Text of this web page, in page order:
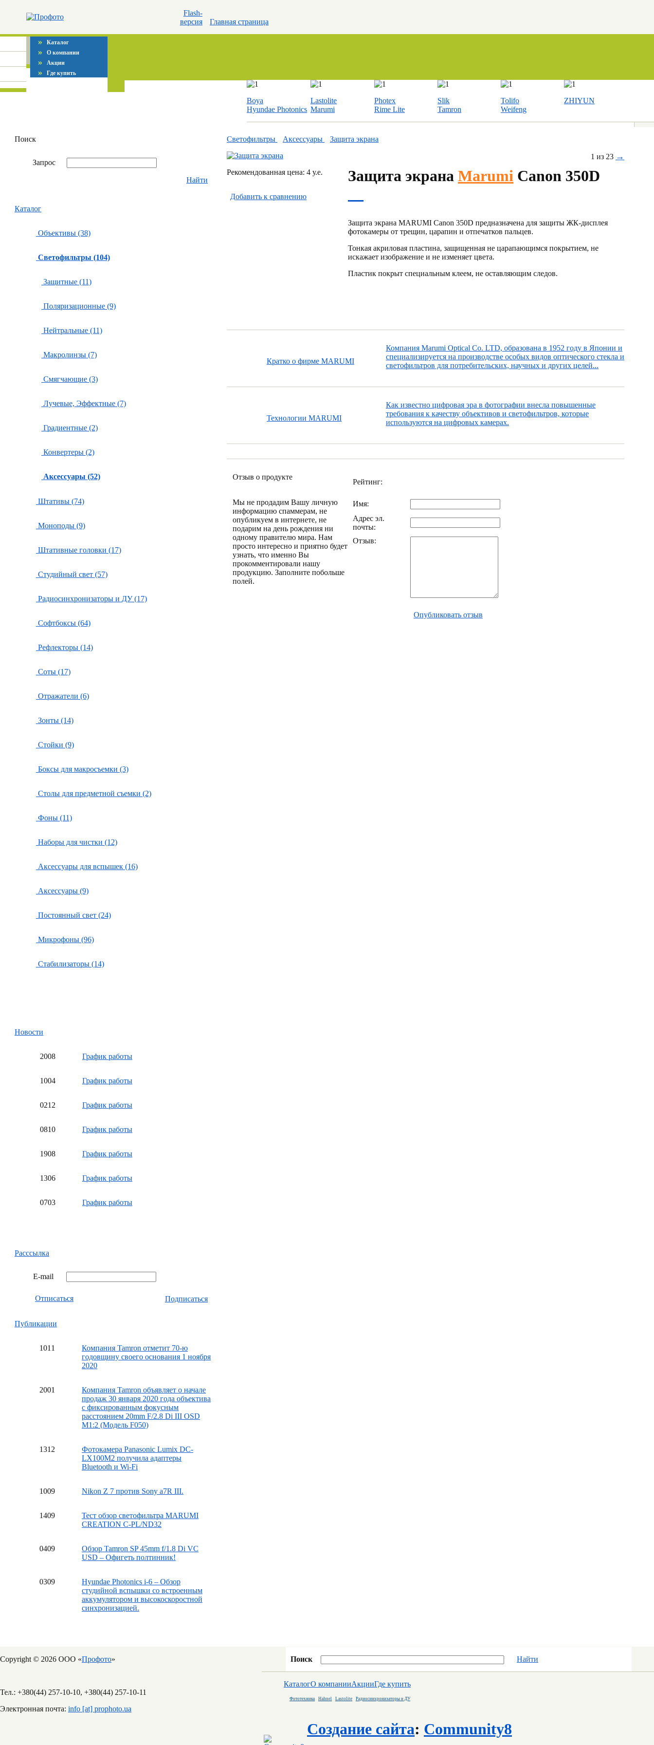
Flash-
версия
Главная страница
» Каталог
» О компании
» Акции
» Где купить
Boya
Hyundae Photonics
Lastolite
Marumi
Photex
Rime Lite
Slik
Tamron
Tolifo
Weifeng
ZHIYUN
Поиск
Запрос
Найти
Каталог
Объективы (38)
Светофильтры (104)
Защитные (11)
Поляризационные (9)
Нейтральные (11)
Макролинзы (7)
Смягчающие (3)
Лучевые, Эффектные (7)
Градиентные (2)
Конвертеры (2)
Аксессуары (52)
Штативы (74)
Моноподы (9)
Штативные головки (17)
Студийный свет (57)
Радиосинхронизаторы и ДУ (17)
Софтбоксы (64)
Рефлекторы (14)
Соты (17)
Отражатели (6)
Зонты (14)
Стойки (9)
Боксы для макросъемки (3)
Столы для предметной съемки (2)
Фоны (11)
Наборы для чистки (12)
Аксессуары для вспышек (16)
Аксессуары (9)
Постоянный свет (24)
Микрофоны (96)
Стабилизаторы (14)
Новости
2008 График работы
1004 График работы
0212 График работы
0810 График работы
1908 График работы
1306 График работы
0703 График работы
Расссылка
E-mail
Отписаться Подписаться
Публикации
1011
Компания Tamron отметит 70-ю
годовщину своего основания 1 ноября
2020
2001
Компания Tamron объявляет о начале
продаж 30 января 2020 года объектива
с фиксированным фокусным
расстоянием 20mm F/2.8 Di III OSD
M1:2 (Модель F050)
1312
Фотокамера Panasonic Lumix DC-
LX100M2 получила адаптеры
Bluetooth и Wi-Fi
1009 Nikon Z 7 против Sony a7R III.
1409
Тест обзор светофильтра MARUMI
CREATION C-PL/ND32
0409
Обзор Tamron SP 45mm f/1.8 Di VC
USD – Офигеть полтинник!
0309
Hyundae Photonics i-6 – Обзор
студийной вспышки со встроенным
аккумулятором и высокоскоростной
синхронизацией.
Светофильтры Аксессуары Защита экрана
Рекомендованная цена: 4 у.е.
Добавить к cравнению
1 из 23 →
Защита экрана Marumi Canon 350D
Защита экрана MARUMI Canon 350D предназначена для защиты ЖК-дисплея
фотокамеры от трещин, царапин и отпечатков пальцев.
Тонкая акриловая пластина, защищенная не царапающимся покрытием, не
искажает изображение и не изменяет цвета.
Пластик покрыт специальным клеем, не оставляющим следов.
Кратко о фирме MARUMI
Компания Marumi Optical Co. LTD, образована в 1952 году в Японии и
специализируется на производстве особых видов оптического стекла и
светофильтров для потребительских, научных и других целей...
Технологии MARUMI
Как известно цифровая эра в фотографии внесла повышенные
требования к качеству объективов и светофильтров, которые
используются на цифровых камерах.
Отзыв о продукте
Мы не продадим Вашу личную
информацию спаммерам, не
опубликуем в интернете, не
подарим на день рождения ни
одному правителю мира. Нам
просто интересно и приятно будет
узнать, что именно Вы
прокомментировали нашу
продукцию. Заполните побольше
полей.
Рейтинг:
Имя:
Адрес эл.
почты:
Отзыв:
Опубликовать отзыв
Copyright © 2026 ООО «Профото»
Тел.: +380(44) 257-10-10, +380(44) 257-10-11
Электронная почта: info [at] prophoto.ua
Поиск Найти
КаталогО компанииАкцииГде купить
Фототехника Hahnel Lastolite Радиосинхронизаторы и ДУ
Создание сайта: Community8